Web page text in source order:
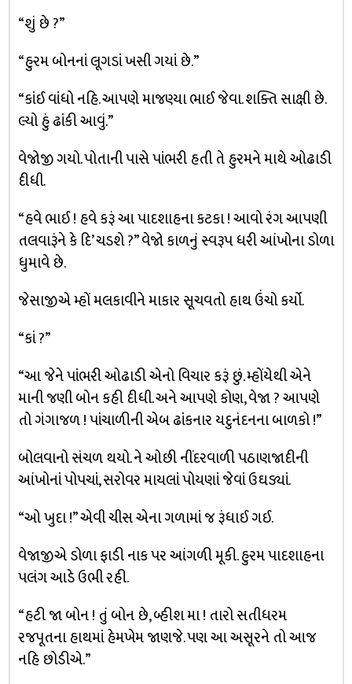
“શું છે ?”
“હુરમ બોનનાં લૂગડાં ખસી ગયાં છે.”
“કાંઈ વાંધો નહિ. આપણે માજણ્યા ભાઈ જેવા. શક્તિ સાક્ષી છે.
લ્યો હું ઢાંકી આવું.”
વેજોજી ગયો. પોતાની પાસે પાંભરી હતી તે હુરમને માથે ઓઢાડી
દીધી.
“હવે ભાઈ ! હવે કરૂં આ પાદશાહના કટકા ! આવો રંગ આપણી
તલવારૂંને કે દિ’ ચડશે ?” વેજો કાળનું સ્વરૂપ ધરી આંખોના ડોળા
ધુમાવે છે.
જેસાજીએ મ્હોં મલકાવીને માકાર સૂચવતો હાથ ઉંચો કર્યો.
“કાં ?”
“આ જેને પાંભરી ઓઢાડી એનો વિચાર કરૂં છું. મ્હોંયેથી એને
માની જણી બોન કહી દીધી. અને આપણે કોણ, વેજા ? આપણે
તો ગંગાજળ ! પાંચાળીની એબ ઢાંકનાર યદુનંદનના બાળકો !”
બોલવાનો સંચળ થયો. ને ઓછી નીંદરવાળી પઠાણજાદીની
આંખોનાં પોપચાં, સરોવર માયલાં પોયણાં જેવાં ઉઘડ્યાં.
“ઓ ખુદા !” એવી ચીસ એના ગળામાં જ રૂંધાઈ ગઈ.
વેજાજીએ ડોળા ફાડી નાક પર આંગળી મૂકી. હુરમ પાદશાહના
પલંગ આડે ઉભી રહી.
“હટી જા બોન ! તું બોન છે, બ્હીશ મા ! તારો સતીધરમ
રજપૂતના હાથમાં હેમખેમ જાણજે. પણ આ અસૂરને તો આજ
નહિ છોડીએ.”